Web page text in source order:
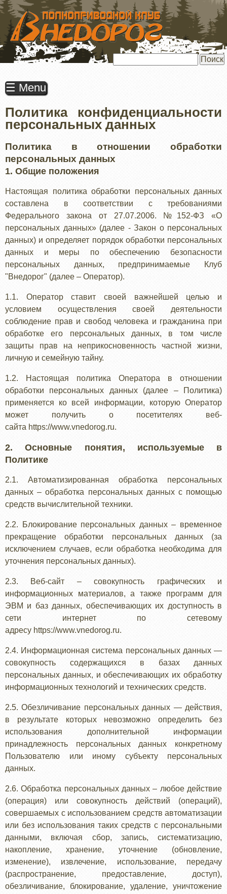
ПЕРЕЙТИ
ОСНОВНОМУ
СОДЕРЖАНИЮ
☰ Menu
Политика конфиденциальности
персональных данных
Политика в отношении обработки
персональных данных
1. Общие положения
Настоящая политика обработки персональных данных
составлена в соответствии с требованиями
Федерального закона от 27.07.2006. №152-ФЗ «О
персональных данных» (далее - Закон о персональных
данных) и определяет порядок обработки персональных
данных и меры по обеспечению безопасности
персональных данных, предпринимаемые Клуб
"Внедорог" (далее – Оператор).
1.1. Оператор ставит своей важнейшей целью и
условием осуществления своей деятельности
соблюдение прав и свобод человека и гражданина при
обработке его персональных данных, в том числе
защиты прав на неприкосновенность частной жизни,
личную и семейную тайну.
1.2. Настоящая политика Оператора в отношении
обработки персональных данных (далее – Политика)
применяется ко всей информации, которую Оператор
может получить о посетителях веб-
сайта https://www.vnedorog.ru.
2. Основные понятия, используемые в
Политике
2.1. Автоматизированная обработка персональных
данных – обработка персональных данных с помощью
средств вычислительной техники.
2.2. Блокирование персональных данных – временное
прекращение обработки персональных данных (за
исключением случаев, если обработка необходима для
уточнения персональных данных).
2.3. Веб-сайт – совокупность графических и
информационных материалов, а также программ для
ЭВМ и баз данных, обеспечивающих их доступность в
сети интернет по сетевому
адресу https://www.vnedorog.ru.
2.4. Информационная система персональных данных —
совокупность содержащихся в базах данных
персональных данных, и обеспечивающих их обработку
информационных технологий и технических средств.
2.5. Обезличивание персональных данных — действия,
в результате которых невозможно определить без
использования дополнительной информации
принадлежность персональных данных конкретному
Пользователю или иному субъекту персональных
данных.
2.6. Обработка персональных данных – любое действие
(операция) или совокупность действий (операций),
совершаемых с использованием средств автоматизации
или без использования таких средств с персональными
данными, включая сбор, запись, систематизацию,
накопление, хранение, уточнение (обновление,
изменение), извлечение, использование, передачу
(распространение, предоставление, доступ),
обезличивание, блокирование, удаление, уничтожение